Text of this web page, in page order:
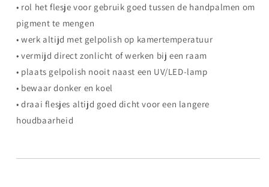
• rol het flesje voor gebruik goed tussen de handpalmen om
pigment te mengen
• werk altijd met gelpolish op kamertemperatuur
• vermijd direct zonlicht of werken bij een raam
• plaats gelpolish nooit naast een UV/LED-lamp
• bewaar donker en koel
• draai flesjes altijd goed dicht voor een langere
houdbaarheid